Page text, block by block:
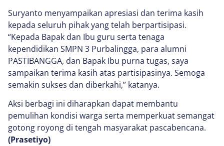
Suryanto menyampaikan apresiasi dan terima kasih
kepada seluruh pihak yang telah berpartisipasi.
“Kepada Bapak dan Ibu guru serta tenaga
kependidikan SMPN 3 Purbalingga, para alumni
PASTIBANGGA, dan Bapak Ibu purna tugas, saya
sampaikan terima kasih atas partisipasinya. Semoga
semakin sukses dan diberkahi,” katanya.
Aksi berbagi ini diharapkan dapat membantu
pemulihan kondisi warga serta memperkuat semangat
gotong royong di tengah masyarakat pascabencana.
(Prasetiyo)